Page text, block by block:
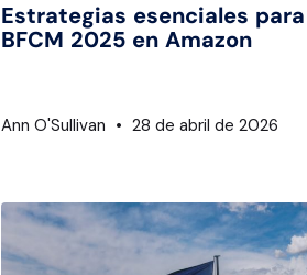
Estrategias esenciales
BFCM 2025 en Amazon
Ann O'Sullivan 28 de abril de 2026